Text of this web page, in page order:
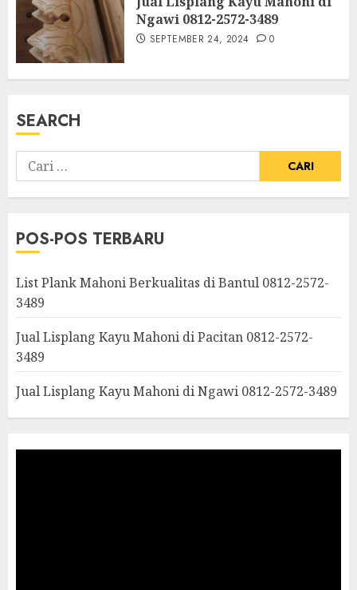
Ngawi 0812-2572-3489
SEPTEMBER 24, 2024 0
SEARCH
POS-POS TERBARU
List Plank Mahoni Berkualitas di Bantul 0812-2572-
3489
Jual Lisplang Kayu Mahoni di Pacitan 0812-2572-
3489
Jual Lisplang Kayu Mahoni di Ngawi 0812-2572-3489